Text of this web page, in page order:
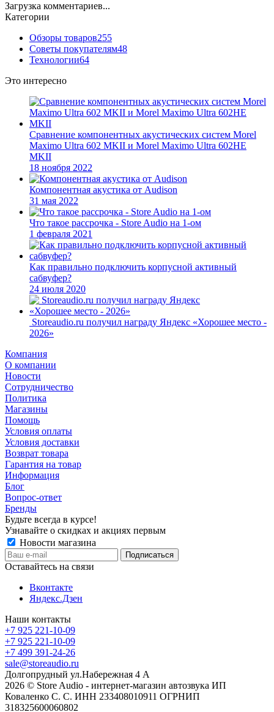
Загрузка комментариев...
Категории
Обзоры товаров255
Советы покупателям48
Технологии64
Это интересно
Сравнение компонентных акустических систем Morel
Maximo Ultra 602 MKII и Morel Maximo Ultra 602HE
MKII
18 ноября 2022
Компонентная акустика от Audison
31 мая 2022
Что такое рассрочка - Store Audio на 1-ом
1 февраля 2021
Как правильно подключить корпусной активный
сабвуфер?
24 июля 2020
Storeaudio.ru получил награду Яндекс «Хорошее место -
2026»
Компания
О компании
Новости
Сотрудничество
Политика
Магазины
Помощь
Условия оплаты
Условия доставки
Возврат товара
Гарантия на товар
Информация
Блог
Вопрос-ответ
Бренды
Будьте всегда в курсе!
Узнавайте о скидках и акциях первым
Новости магазина
Оставайтесь на связи
Вконтакте
Яндекс.Дзен
Наши контакты
+7 925 221-10-09
+7 925 221-10-09
+7 499 391-24-26
sale@storeaudio.ru
Долгопрудный ул.Набережная 4 А
2026 © Store Audio - интернет-магазин автозвука ИП
Коваленко С. С. ИНН 233408010911 ОГРНИП
318325600060802